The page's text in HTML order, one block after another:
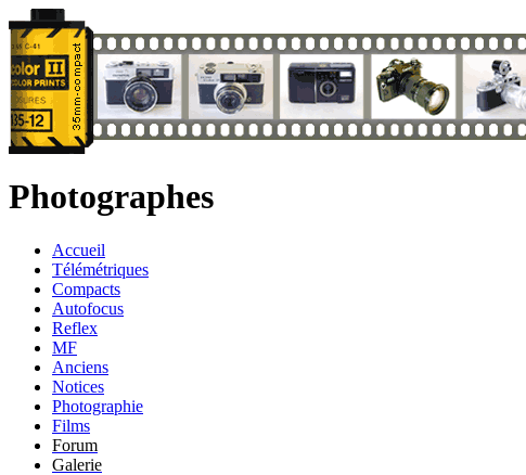
Photographes
Accueil
Télémétriques
Compacts
Autofocus
Reflex
MF
Anciens
Notices
Photographie
Films
Forum
Galerie